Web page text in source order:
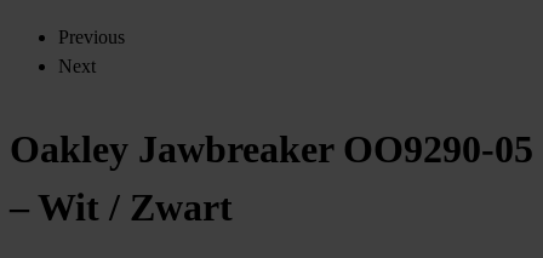
Previous
Next
Oakley Jawbreaker OO9290-05
– Wit / Zwart